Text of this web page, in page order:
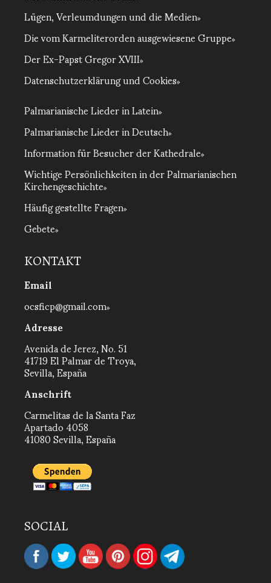
Lügen, Verleumdungen und die Medien
Die vom Karmeliterorden ausgewiesene Gruppe
Der Ex-Papst Gregor XVIII
Datenschutzerklärung und Cookies
Palmarianische Lieder in Latein
Palmarianische Lieder in Deutsch
Information für Besucher der Kathedrale
Wichtige Persönlichkeiten in der Palmarianischen
Kirchengeschichte
Häufig gestellte Fragen
Gebete
KONTAKT
Email
ocsficp@gmail.com
Adresse
Avenida de Jerez, No. 51
41719 El Palmar de Troya,
Sevilla, España
Anschrift
Carmelitas de la Santa Faz
Apartado 4058
41080 Sevilla, España
SOCIAL